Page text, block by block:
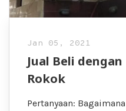
Jan 05, 2021
Jual Beli
Rokok
Pertanyaan: